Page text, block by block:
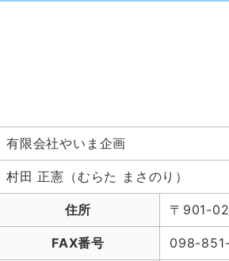
有限会社やいま企画
村田 正憲（むらた まさのり）
住所 〒901-
FAX番号 098-